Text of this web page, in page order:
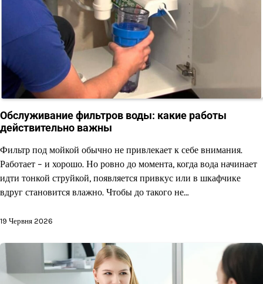
Обслуживание фильтров воды: какие работы
действительно важны
Фильтр под мойкой обычно не привлекает к себе внимания.
Работает – и хорошо. Но ровно до момента, когда вода начинает
идти тонкой струйкой, появляется привкус или в шкафчике
вдруг становится влажно. Чтобы до такого не…
19 Червня 2026